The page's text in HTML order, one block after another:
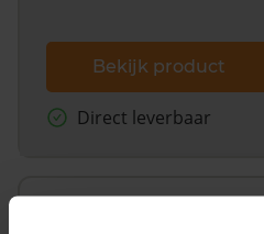
Bekijk product
Direct leverbaar